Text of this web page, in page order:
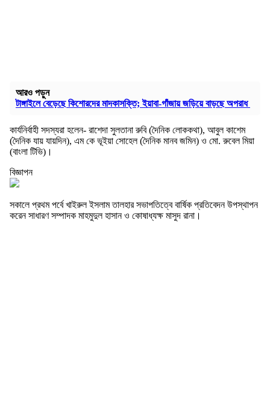
আরও পড়ুন
টাঙ্গাইলে বেড়েছে কিশোরদের মাদকাসক্তি; ইয়াবা-গাঁজায় জড়িয়ে বাড়ছে অপরাধ
কার্যনির্বাহী সদস্যরা হলেন- রাশেদা সুলতানা রুবি (দৈনিক লোককথা), আবুল কাশেম
(দৈনিক যায় যায়দিন), এম কে ভূইয়া সোহেল (দৈনিক মানব জমিন) ও মো. রুবেল মিয়া
(বাংলা টিভি)।
বিজ্ঞাপন
সকালে প্রথম পর্বে খাইরুল ইসলাম তালহার সভাপতিত্বে বার্ষিক প্রতিবেদন উপস্থাপন
করেন সাধারণ সম্পাদক মাহমুদুল হাসান ও কোষাধ্যক্ষ মাসুদ রানা।